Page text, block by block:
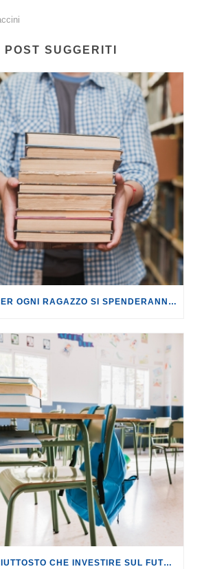
POST SUGGERITI
SCUOLA: PER OGNI RAGAZZO SI SPENDERANNO MEDIAMENTE 658,20 EURO PER IL CORREDO SCOLASTICO (+1,7% RISPETTO AL 2024) E 537,10 EURO PER I LIBRI (-9,2% RISPETTO AL 2024).
SCUOLA: PIUTTOSTO CHE INVESTIRE SUL FUTURO DEGLI STUDENTI IL GOVERNO PREFERISCE RISPOLVERARE PROGRAMMI SCOLASTICI ANACRONISTICI E DANNOSI.